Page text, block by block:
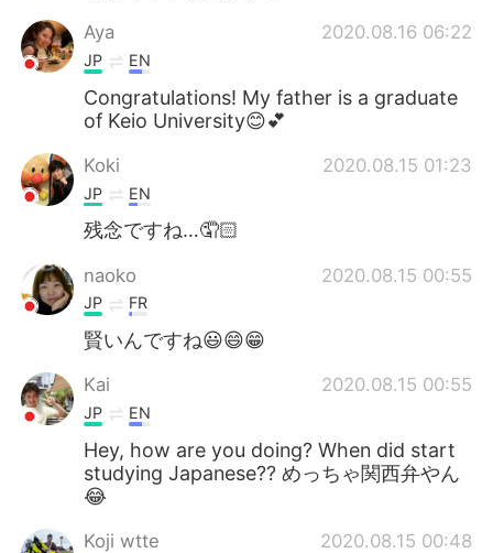
Aya 2020.08.16 06:22
JP EN
Congratulations! My father is a graduate
of Keio University😊💕
Koki 2020.08.15 01:23
JP EN
残念ですね…🤦🏻
naoko 2020.08.15 00:55
JP FR
賢いんですね😃😄😁
Kai 2020.08.15 00:55
JP EN
Hey, how are you doing? When did start
studying Japanese?? めっちゃ関西弁やん
😂
Koji wtte 2020.08.15 00:48